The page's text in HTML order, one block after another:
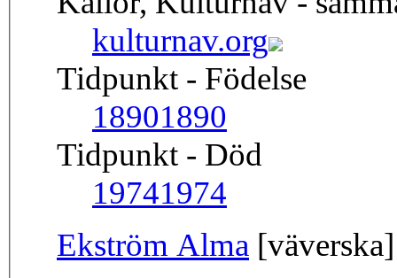
kulturnav.org
Tidpunkt - Födelse
18901890
Tidpunkt - Död
19741974
Ekström Alma [väverska]